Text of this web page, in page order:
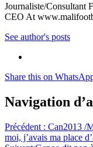
Journaliste/Consultant
CEO At
See author's posts
Share this on
Navigation
Précédent : Can2013 /
moi, j’avais ma place